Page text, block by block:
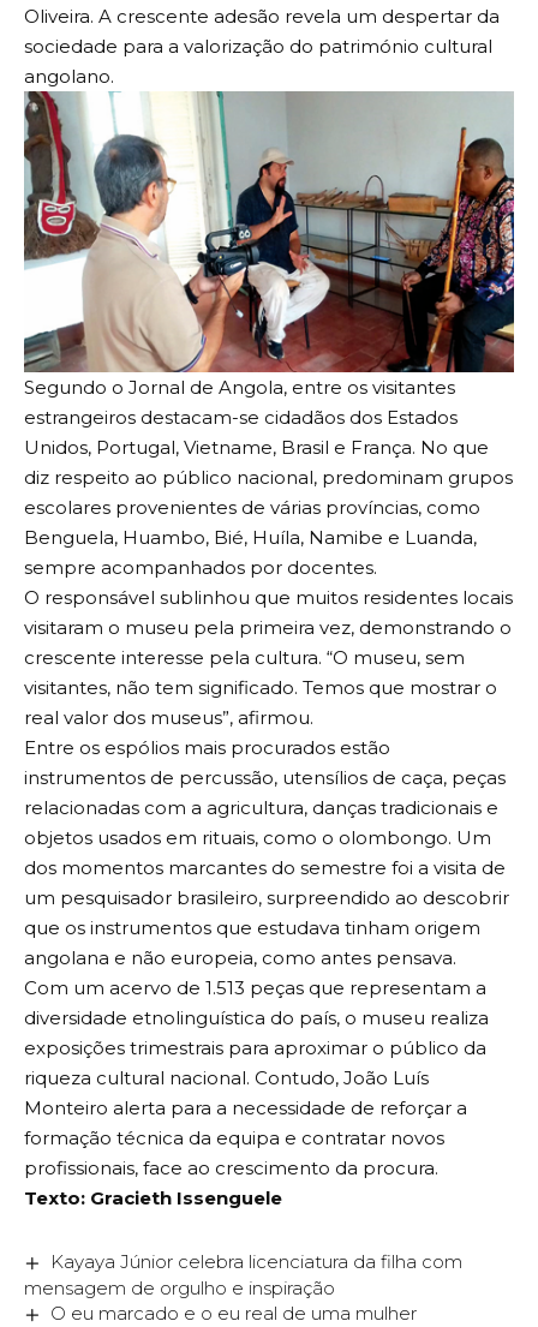
Oliveira. A crescente adesão revela um despertar da
sociedade para a valorização do património cultural
angolano.
Segundo o Jornal de Angola, entre os visitantes
estrangeiros destacam-se cidadãos dos Estados
Unidos, Portugal, Vietname, Brasil e França. No que
diz respeito ao público nacional, predominam grupos
escolares provenientes de várias províncias, como
Benguela, Huambo, Bié, Huíla, Namibe e Luanda,
sempre acompanhados por docentes.
O responsável sublinhou que muitos residentes locais
visitaram o museu pela primeira vez, demonstrando o
crescente interesse pela cultura. “O museu, sem
visitantes, não tem significado. Temos que mostrar o
real valor dos museus”, afirmou.
Entre os espólios mais procurados estão
instrumentos de percussão, utensílios de caça, peças
relacionadas com a agricultura, danças tradicionais e
objetos usados em rituais, como o olombongo. Um
dos momentos marcantes do semestre foi a visita de
um pesquisador brasileiro, surpreendido ao descobrir
que os instrumentos que estudava tinham origem
angolana e não europeia, como antes pensava.
Com um acervo de 1.513 peças que representam a
diversidade etnolinguística do país, o museu realiza
exposições trimestrais para aproximar o público da
riqueza cultural nacional. Contudo, João Luís
Monteiro alerta para a necessidade de reforçar a
formação técnica da equipa e contratar novos
profissionais, face ao crescimento da procura.
Texto: Gracieth Issenguele
Kayaya Júnior celebra licenciatura da filha com
mensagem de orgulho e inspiração
O eu marcado e o eu real de uma mulher